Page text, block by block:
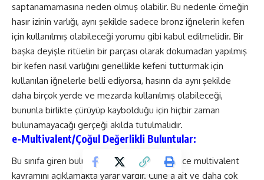
saptanamamasına neden olmuş olabilir. Bu nedenle örneğin
hasır izinin varlığı, aynı şekilde sadece bronz iğnelerin kefen
için kullanılmış olabileceği yorumu gibi kabul edilmelidir. Bir
başka deyişle ritüelin bir parçası olarak dokumadan yapılmış
bir kefen nasıl varlığını genellikle kefeni tutturmak için
kullanılan iğnelerle belli ediyorsa, hasırın da aynı şekilde
daha birçok yerde ve mezarda kullanılmış olabileceği,
bununla birlikte çürüyüp kaybolduğu için hiçbir zaman
bulunamayacağı gerçeği akılda tutulmalıdır.
e-Multivalent/Çoğul Değerlikli Buluntular:
Bu sınıfa giren buluntuları tanımlamadan önce multivalent
kavramını açıklamakta yarar vardır. Cline’a ait ve daha çok